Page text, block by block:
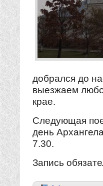
добрался до
выезжаем
крае.
Следующая
день
7.30.
Запись